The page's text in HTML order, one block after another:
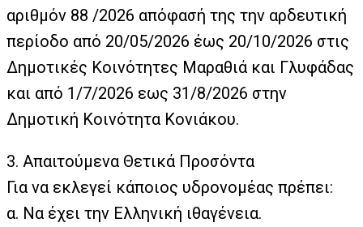
αριθμόν 88 /2026 απόφασή της την αρδευτική
περίοδο από 20/05/2026 έως 20/10/2026 στις
Δημοτικές Κοινότητες Μαραθιά και Γλυφάδας
και από 1/7/2026 εως 31/8/2026 στην
Δημοτική Κοινότητα Κονιάκου.
3. Απαιτούμενα Θετικά Προσόντα
Για να εκλεγεί κάποιος υδρονομέας πρέπει:
α. Να έχει την Ελληνική ιθαγένεια.